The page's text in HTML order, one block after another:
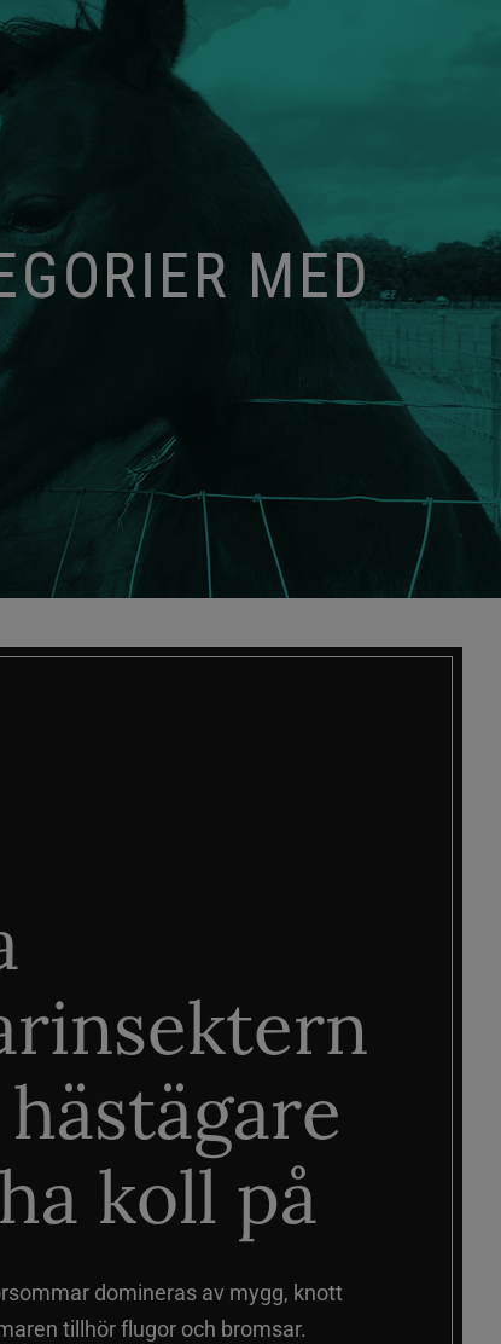
MED
koll på
domineras av mygg, knott
tillhör flugor och bromsar.